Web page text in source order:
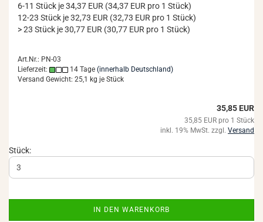
6-11 Stück je 34,37 EUR (34,37 EUR pro 1 Stück)
12-23 Stück je 32,73 EUR (32,73 EUR pro 1 Stück)
> 23 Stück je 30,77 EUR (30,77 EUR pro 1 Stück)
Art.Nr.: PN-03
Lieferzeit:
14 Tage (innerhalb Deutschland)
Versand Gewicht: 25,1 kg je Stück
35,85 EUR
35,85 EUR pro 1 Stück
inkl. 19% MwSt. zzgl. Versand
Stück:
IN DEN WARENKORB